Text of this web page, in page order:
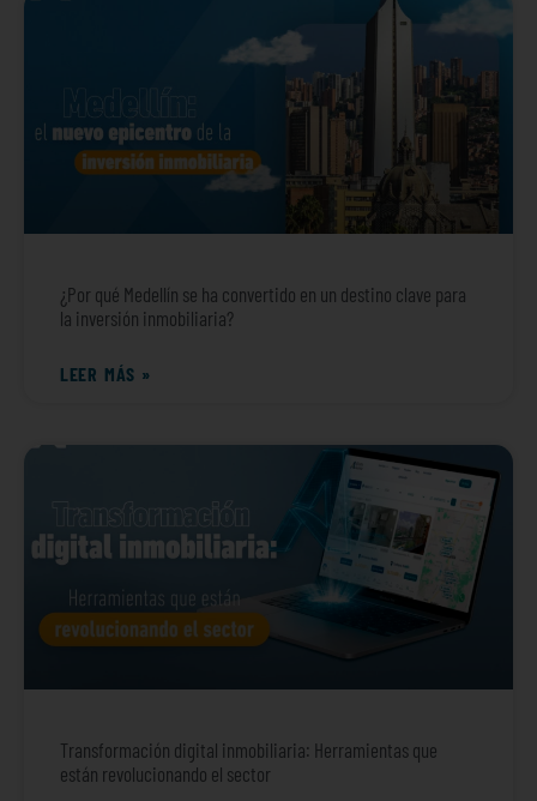
¿Por qué Medellín se ha convertido en un destino clave para
la inversión inmobiliaria?
LEER MÁS »
Transformación digital inmobiliaria: Herramientas que
están revolucionando el sector